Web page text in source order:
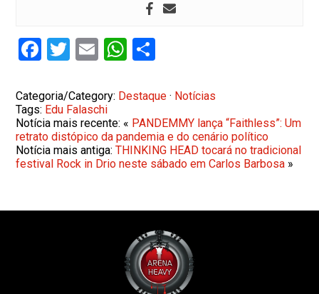
Facebook
Twitter
EmailWhatsApp
Categoria/Category: Destaque · Notícias
Tags: Edu Falaschi
Notícia mais recente: « PANDEMMY lança “Faithless”: Um
retrato distópico da pandemia e do cenário político
Notícia mais antiga:THINKING HEAD tocará no tradicional
festival Rock in Drio neste sábado em Carlos Barbosa »